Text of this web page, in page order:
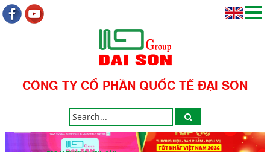
CÔNG TY CỔ PHẦN QUỐC TẾ ĐẠI SƠN